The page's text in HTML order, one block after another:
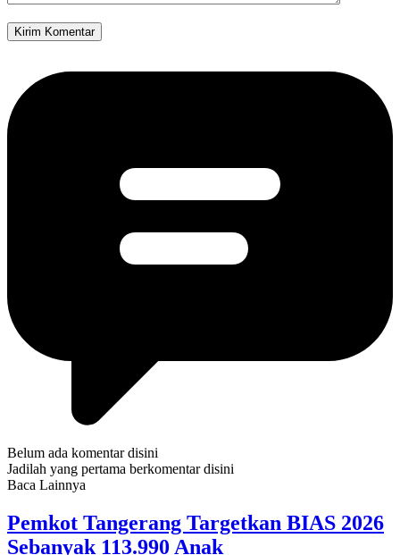
Belum ada komentar disini
Jadilah yang pertama berkomentar disini
Baca Lainnya
Pemkot Tangerang Targetkan BIAS 2026
Sebanyak 113.990 Anak